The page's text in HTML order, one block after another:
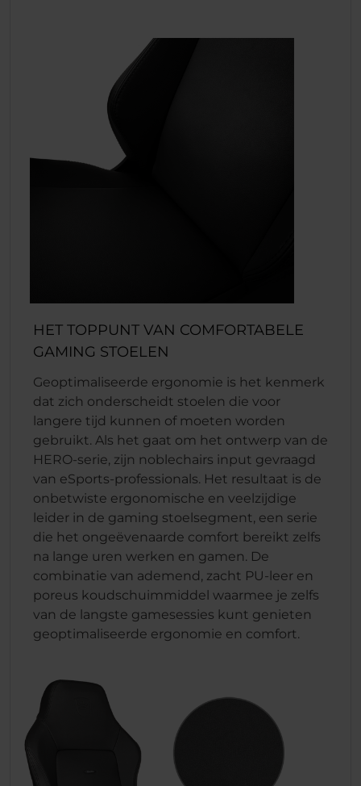
HET TOPPUNT VAN COMFORTABELE
GAMING STOELEN
Geoptimaliseerde ergonomie is het kenmerk
dat zich onderscheidt stoelen die voor
langere tijd kunnen of moeten worden
gebruikt. Als het gaat om het ontwerp van de
HERO-serie, zijn noblechairs input gevraagd
van eSports-professionals. Het resultaat is de
onbetwiste ergonomische en veelzijdige
leider in de gaming stoelsegment, een serie
die het ongeëvenaarde comfort bereikt zelfs
na lange uren werken en gamen. De
combinatie van ademend, zacht PU-leer en
poreus koudschuimmiddel waarmee je zelfs
van de langste gamesessies kunt genieten
geoptimaliseerde ergonomie en comfort.